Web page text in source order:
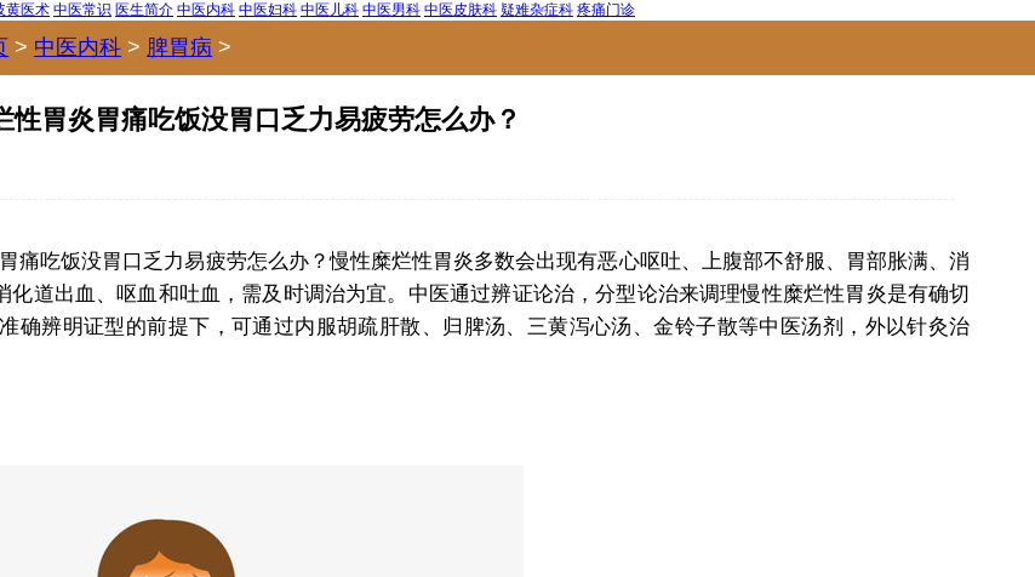
黄医术 中医常识 医生简介 中医内科 中医妇科 中医儿科 中医男科 中医皮肤科 疑难杂症科 疼痛门诊
> 中医内科 > 脾胃病 >
胃炎胃痛吃饭没胃口乏力易疲劳怎么办？
痛吃饭没胃口乏力易疲劳怎么办？慢性糜烂性胃炎多数会出现有恶心呕吐、上腹部不舒服、胃部胀满、消
道出血、呕血和吐血，需及时调治为宜。中医通过辨证论治，分型论治来调理慢性糜烂性胃炎是有确切
确辨明证型的前提下，可通过内服胡疏肝散、归脾汤、三黄泻心汤、金铃子散等中医汤剂，外以针灸治